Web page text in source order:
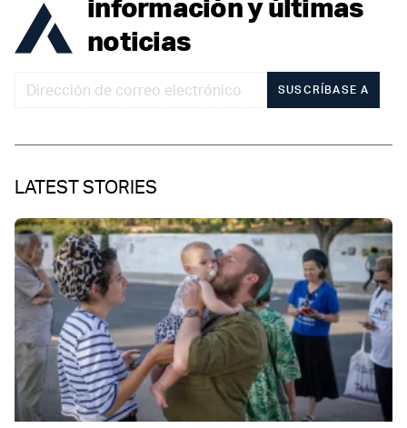
información y últimas
noticias
SUSCRÍBASE A
LATEST STORIES